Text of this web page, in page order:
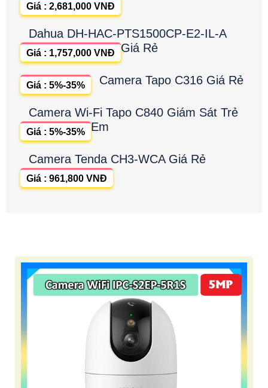
Giá : 2,681,000 VNĐ
Dahua DH-HAC-PTS1500CP-E2-IL-A
Giá Rẻ
Giá : 1,757,000 VNĐ
Camera Tapo C316 Giá Rẻ
Giá : 5%-35%
Camera Wi-Fi Tapo C840 Giám Sát Trẻ
Em
Giá : 5%-35%
Camera Tenda CH3-WCA Giá Rẻ
Giá : 961,800 VNĐ